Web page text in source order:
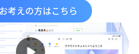
考えの方はこちら